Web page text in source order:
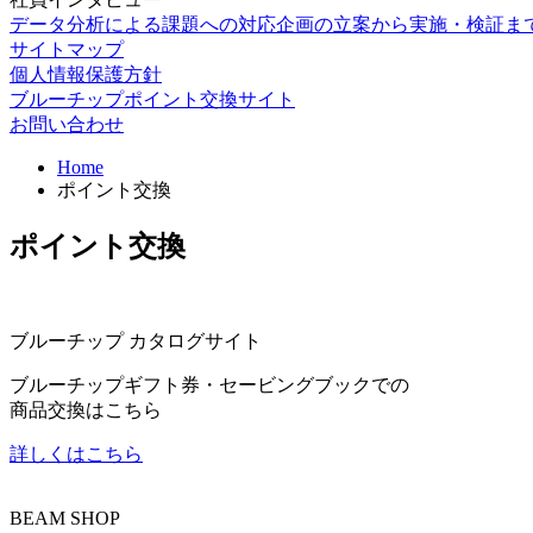
データ分析による課題への対応企画の立案から実施・検証ま
サイトマップ
個人情報保護方針
ブルーチップポイント交換サイト
お問い合わせ
Home
ポイント交換
ポイント交換
ブルーチップ カタログサイト
ブルーチップギフト券・セービングブックでの
商品交換はこちら
詳しくはこちら
BEAM SHOP